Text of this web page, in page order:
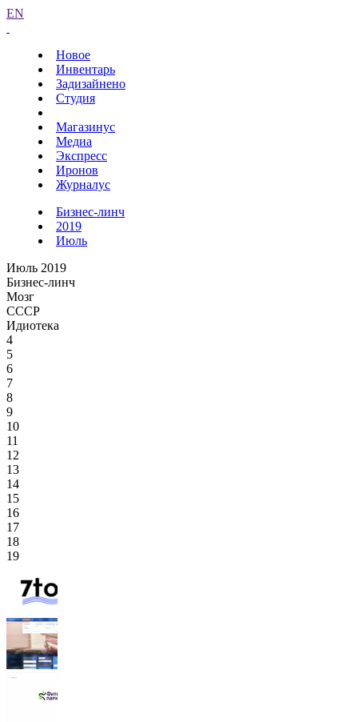
EN
Новое
Инвентарь
Задизайнено
Студия
Магазинус
Медиа
Экспресс
Иронов
Журналус
Бизнес-линч
2019
Июль
Июль 2019
Бизнес-линч
Мозг
СССР
Идиотека
4
5
6
7
8
9
10
11
12
13
14
15
16
17
18
19